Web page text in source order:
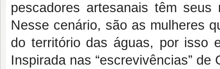
pescadores artesanais têm
Nesse cenário, são as mulheres
do território das águas, por isso
Inspirada nas “escrevivências”